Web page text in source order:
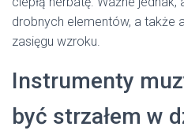
drobnych elementów, a także
zasięgu wzroku.
Instrumenty
być strzałem w